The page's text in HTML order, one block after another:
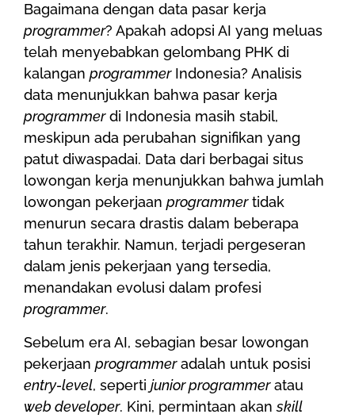
Bagaimana dengan data pasar kerja
programmer? Apakah adopsi AI yang meluas
telah menyebabkan gelombang PHK di
kalangan programmerIndonesia? Analisis
data menunjukkan bahwa pasar kerja
programmerdi Indonesia masih stabil,
meskipun ada perubahan signifikan yang
patut diwaspadai. Data dari berbagai situs
lowongan kerja menunjukkan bahwa jumlah
lowongan pekerjaan programmertidak
menurun secara drastis dalam beberapa
tahun terakhir. Namun, terjadi pergeseran
dalam jenis pekerjaan yang tersedia,
menandakan evolusi dalam profesi
programmer.
Sebelum era AI, sebagian besar lowongan
pekerjaan programmeradalah untuk posisi
entry-level, seperti junior programmeratau
web developer. Kini, permintaan akanskill